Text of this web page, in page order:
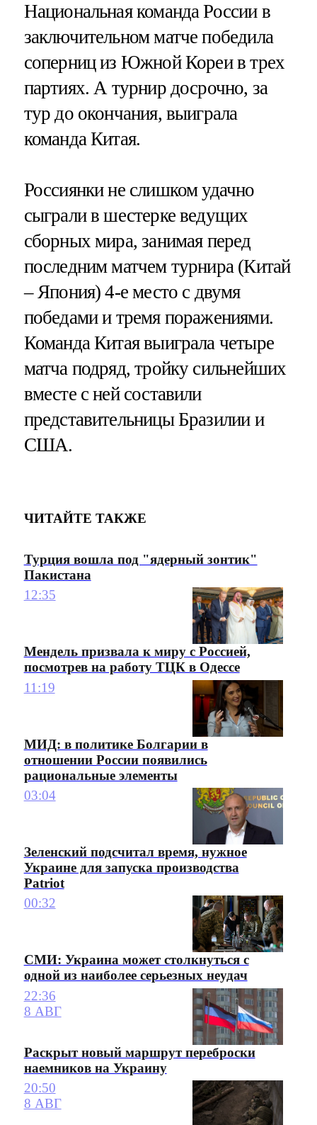
Национальная команда России в
заключительном матче победила
соперниц из Южной Кореи в трех
партиях. А турнир досрочно, за
тур до окончания, выиграла
команда Китая.
Россиянки не слишком удачно
сыграли в шестерке ведущих
сборных мира, занимая перед
последним матчем турнира (Китай
– Япония) 4-е место с двумя
победами и тремя поражениями.
Команда Китая выиграла четыре
матча подряд, тройку сильнейших
вместе с ней составили
представительницы Бразилии и
США.
ЧИТАЙТЕ ТАКЖЕ
Турция вошла под "ядерный зонтик"
Пакистана
12:35
Мендель призвала к миру с Россией,
посмотрев на работу ТЦК в Одессе
11:19
МИД: в политике Болгарии в
отношении России появились
рациональные элементы
03:04
Зеленский подсчитал время, нужное
Украине для запуска производства
Patriot
00:32
СМИ: Украина может столкнуться с
одной из наиболее серьезных неудач
22:36
8 АВГ
Раскрыт новый маршрут переброски
наемников на Украину
20:50
8 АВГ